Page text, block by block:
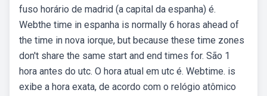
fuso horário de madrid (a capital da espanha) é.
Webthe time in espanha is normally 6 horas ahead of
the time in nova iorque, but because these time zones
don't share the same start and end times for. São 1
hora antes do utc. O hora atual em utc é. Webtime. is
exibe a hora exata, de acordo com o relógio atômico